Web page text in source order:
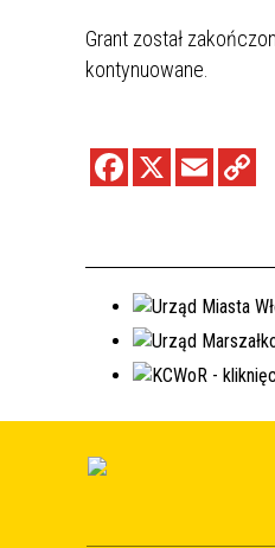
Grant został
kontynuowane.